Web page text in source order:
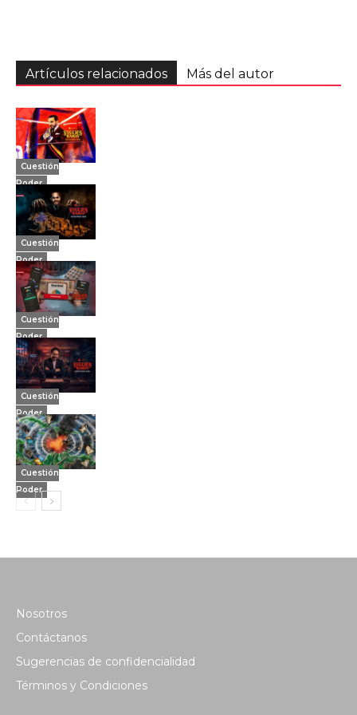
Artículos relacionados Más del autor
Cuestión
Poder
Cuestión
Poder
Cuestión
Poder
Cuestión
Poder
Cuestión
Poder
Nosotros
Contáctanos
Sugerencias de confidencialidad
Términos y Condiciones